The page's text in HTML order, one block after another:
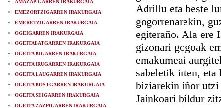
AMAZAPIGARREN IRAKURGAIA
EMEZORTZIGARREN IRAKURGAIA
EMERETZIGARREN IRAKURGAIA
OGEIGARREN IRAKURGAIA
OGEITABATGARREN IRAKURGAIA
OGEITA BIGARREN IRAKURGAIA
OGEITA IRUGARREN IRAKURGAIA
OGEITA LAUGARREN IRAKURGAIA
OGEITA BOSTGARREN IRAKURGAIA
OGEITA SEIGARREN IRAKURGAIA
OGEITA ZAZPIGARREN IRAKURGAIA
Adrillu eta beste
gogorrenarekin,
egiteraño. Ala ere
gizonari gogoak
emakumeai
sabeletik irten, eta
biziarekin iñor utzi
Jainkoari bildur